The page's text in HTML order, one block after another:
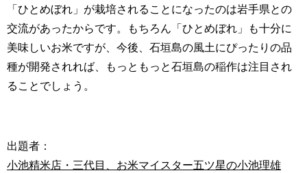
「ひとめぼれ」が栽培されることになったのは岩手県との
交流があったからです。もちろん「ひとめぼれ」も十分に
美味しいお米ですが、今後、石垣島の風土にぴったりの品
種が開発されれば、もっともっと石垣島の稲作は注目され
ることでしょう。
出題者：
小池精米店・三代目、お米マイスター五ツ星の小池理雄